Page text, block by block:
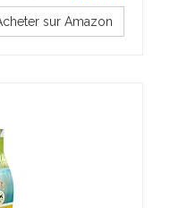
sur Amazon